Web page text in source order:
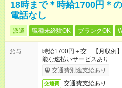
18時まで＊時給1700円＊
電話なし
派遣 職種未経験OK ブランクOK
給与
時給1700円＋交 【月収例
能な速払いサービスあり
交通費別途支給あり
交通費 交通費支給あり